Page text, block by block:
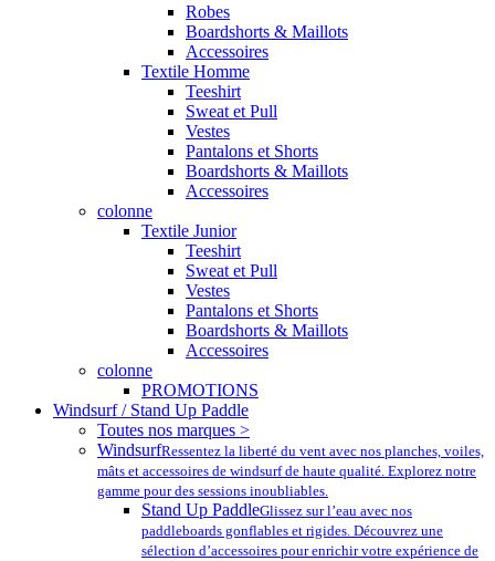
Robes
Boardshorts & Maillots
Accessoires
Textile Homme
Teeshirt
Sweat et Pull
Vestes
Pantalons et Shorts
Boardshorts & Maillots
Accessoires
colonne
Textile Junior
Teeshirt
Sweat et Pull
Vestes
Pantalons et Shorts
Boardshorts & Maillots
Accessoires
colonne
PROMOTIONS
Windsurf / Stand Up Paddle
Toutes nos marques >
WindsurfRessentez la liberté du vent avec nos planches, voiles,
mâts et accessoires de windsurf de haute qualité. Explorez notre
gamme pour des sessions inoubliables.
Stand Up PaddleGlissez sur l’eau avec nos
paddleboards gonflables et rigides. Découvrez une
sélection d’accessoires pour enrichir votre expérience de